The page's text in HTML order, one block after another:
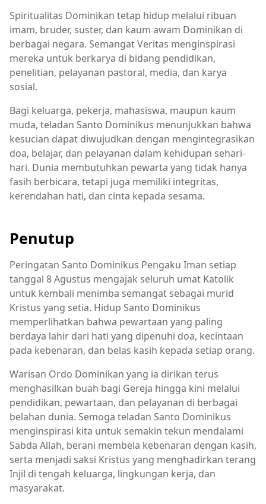
Spiritualitas Dominikan tetap hidup melalui ribuan
imam, bruder, suster, dan kaum awam Dominikan di
berbagai negara. Semangat Veritas menginspirasi
mereka untuk berkarya di bidang pendidikan,
penelitian, pelayanan pastoral, media, dan karya
sosial.
Bagi keluarga, pekerja, mahasiswa, maupun kaum
muda, teladan Santo Dominikus menunjukkan bahwa
kesucian dapat diwujudkan dengan mengintegrasikan
doa, belajar, dan pelayanan dalam kehidupan sehari-
hari. Dunia membutuhkan pewarta yang tidak hanya
fasih berbicara, tetapi juga memiliki integritas,
kerendahan hati, dan cinta kepada sesama.
Penutup
Peringatan Santo Dominikus Pengaku Iman setiap
tanggal 8 Agustus mengajak seluruh umat Katolik
untuk kembali menimba semangat sebagai murid
Kristus yang setia. Hidup Santo Dominikus
memperlihatkan bahwa pewartaan yang paling
berdaya lahir dari hati yang dipenuhi doa, kecintaan
pada kebenaran, dan belas kasih kepada setiap orang.
Warisan Ordo Dominikan yang ia dirikan terus
menghasilkan buah bagi Gereja hingga kini melalui
pendidikan, pewartaan, dan pelayanan di berbagai
belahan dunia. Semoga teladan Santo Dominikus
menginspirasi kita untuk semakin tekun mendalami
Sabda Allah, berani membela kebenaran dengan kasih,
serta menjadi saksi Kristus yang menghadirkan terang
Injil di tengah keluarga, lingkungan kerja, dan
masyarakat.